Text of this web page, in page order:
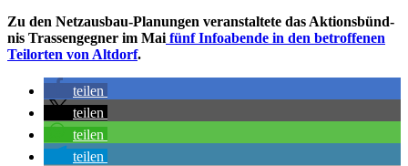
Zu den Netz­aus­bau-Pla­nun­gen ver­an­stal­te­te das Akti­ons­bünd­
nis Tras­sen­geg­ner im Mai fünf Info­aben­de in den betrof­fe­nen
Teil­or­ten von Alt­dorf.
tei­len
tei­len
tei­len
tei­len